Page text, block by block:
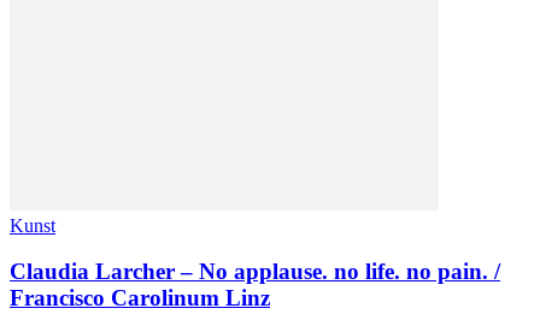
Kunst
Claudia Larcher – No applause. no life. no pain. /
Francisco Carolinum Linz